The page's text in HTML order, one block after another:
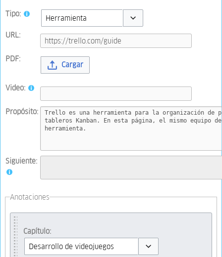
Tipo:
URL:
PDF:
Cargar
Video:
Propósito:
Siguiente:
Anotaciones
Capítulo: